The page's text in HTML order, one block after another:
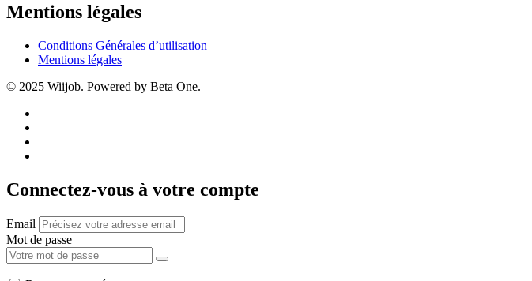
Mentions légales
Conditions Générales d’utilisation
Mentions légales
© 2025 Wiijob. Powered by Beta One.
Connectez-vous à votre compte
Email
Mot de passe